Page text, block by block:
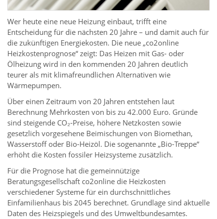
Wer heute eine neue Heizung einbaut, trifft eine
Entscheidung für die nächsten 20 Jahre – und damit auch für
die zukünftigen Energiekosten. Die neue „co2online
Heizkostenprognose“ zeigt: Das Heizen mit Gas- oder
Ölheizung wird in den kommenden 20 Jahren deutlich
teurer als mit klimafreundlichen Alternativen wie
Wärmepumpen.
Über einen Zeitraum von 20 Jahren entstehen laut
Berechnung Mehrkosten von bis zu 42.000 Euro. Gründe
sind steigende CO₂-Preise, höhere Netzkosten sowie
gesetzlich vorgesehene Beimischungen von Biomethan,
Wasserstoff oder Bio-Heizöl. Die sogenannte „Bio-Treppe“
erhöht die Kosten fossiler Heizsysteme zusätzlich.
Für die Prognose hat die gemeinnützige
Beratungsgesellschaft co2online die Heizkosten
verschiedener Systeme für ein durchschnittliches
Einfamilienhaus bis 2045 berechnet. Grundlage sind aktuelle
Daten des Heizspiegels und des Umweltbundesamtes.